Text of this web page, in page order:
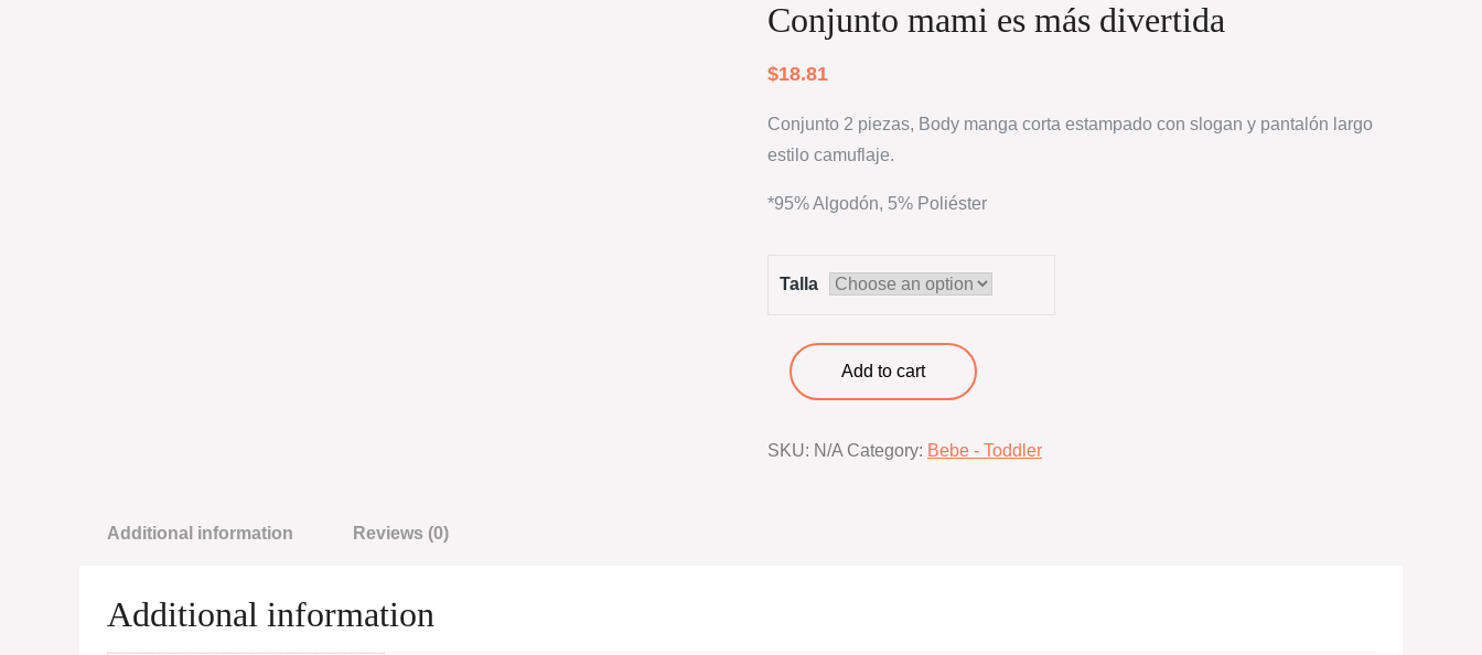
Conjunto mami es más divertida
$18.81
Conjunto 2 piezas, Body manga corta estampado con slogan y pantalón largo
estilo camuflaje.
*95% Algodón, 5% Poliéster
Talla
Conjunto
mami
más
Add to cart
SKU: N/A Category: Bebe - Toddler
Additional information Reviews (0)
Additional information